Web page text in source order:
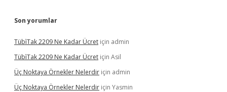
Son yorumlar
Tübi̇Tak 2209 Ne Kadar Ücret için admin
Tübi̇Tak 2209 Ne Kadar Ücret için Asil
Üç Noktaya Örnekler Nelerdir için admin
Üç Noktaya Örnekler Nelerdir için Yasmin